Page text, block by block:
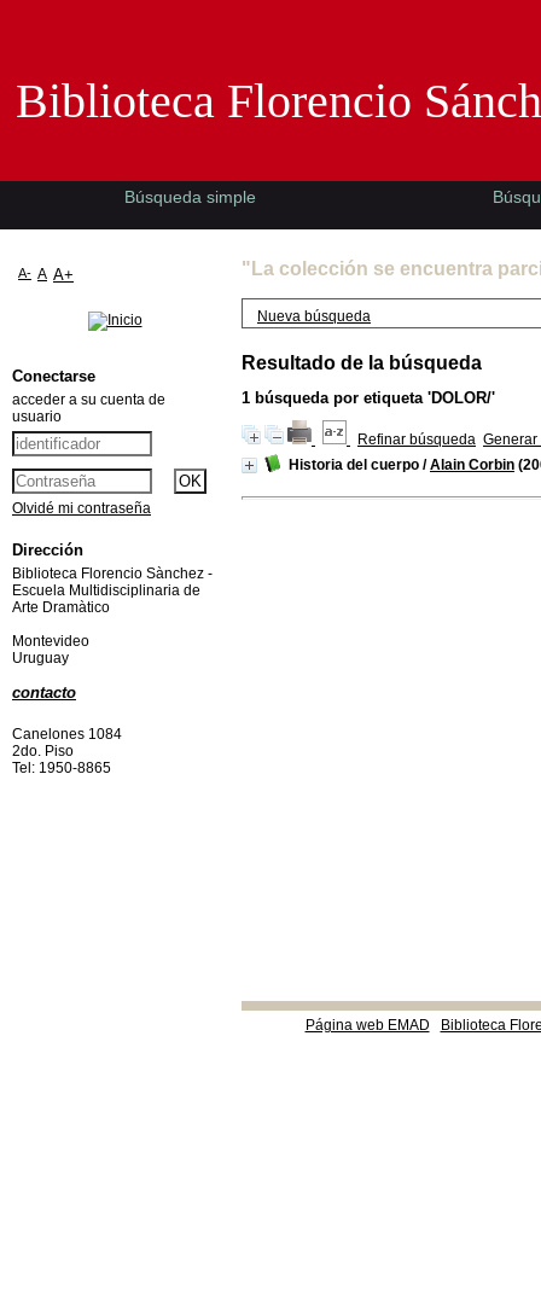
"La colección se encuentra
Nueva búsqueda
Resultado de la búsqueda
1 búsqueda por etiqueta 'DOLOR/'
Refinar búsqueda Generar
Historia del cuerpo /Alain Corbin
Página web EMAD Biblioteca
Biblioteca Florencio
Búsqueda simple
A- A A+
Conectarse
acceder a su cuenta de
usuario
Olvidé mi contraseña
Dirección
Biblioteca Florencio Sànchez -
Escuela Multidisciplinaria de
Arte Dramàtico
Montevideo
Uruguay
contacto
Canelones 1084
2do. Piso
Tel: 1950-8865